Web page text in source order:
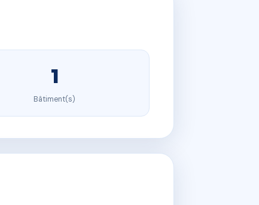
1
Bâtiment(s)